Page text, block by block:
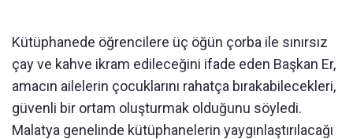
Kütüphanede öğrencilere üç öğün çorba ile sınırsız
çay ve kahve ikram edileceğini ifade eden Başkan Er,
amacın ailelerin çocuklarını rahatça bırakabilecekleri,
güvenli bir ortam oluşturmak olduğunu söyledi.
Malatya genelinde kütüphanelerin yaygınlaştırılacağı